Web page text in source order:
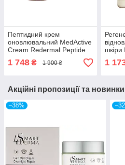
Пептидний крем
оновлювальний MedActive
Cream Redermal Peptide
Anti Age
1 748 ₴ 1 900 ₴ 1
Акційні пропозиції та новинки
–38%